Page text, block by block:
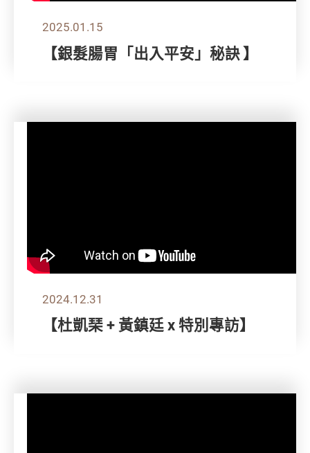
2025.01.15
【銀髮腸胃「出入平安」秘訣 】
2024.12.31
【杜凱琹 + 黃鎮廷 x 特別專訪】